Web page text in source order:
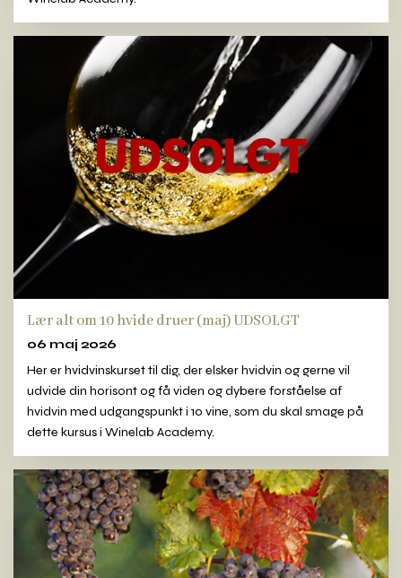
Lær alt om 10 hvide druer (maj) UDSOLGT
06 maj 2026
Her er hvidvinskurset til dig, der elsker hvidvin og gerne vil
udvide din horisont og få viden og dybere forståelse af
hvidvin med udgangspunkt i 10 vine, som du skal smage på
dette kursus i Winelab Academy.